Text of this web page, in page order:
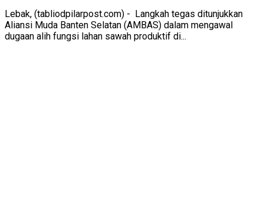
Lebak, (tabliodpilarpost.com) - Langkah tegas ditunjukkan
Aliansi Muda Banten Selatan (AMBAS) dalam mengawal
dugaan alih fungsi lahan sawah produktif di...